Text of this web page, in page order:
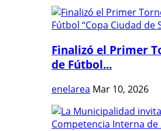
Finalizó el Primer
de Fútbol...
enelarea Mar 10, 2026